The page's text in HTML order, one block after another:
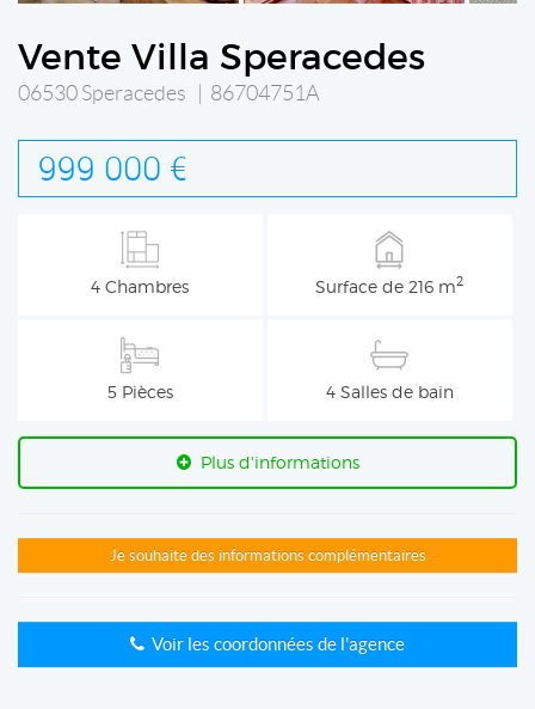
Vente Villa Speracedes
06530 Speracedes | 86704751A
999 000 €
4 Chambres Surface de 216 m2
5 Pièces 4 Salles de bain
Plus d'informations
Je souhaite des informations complémentaires
Voir les coordonnées de l'agence